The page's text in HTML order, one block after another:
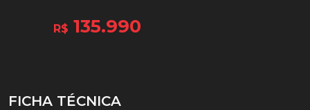
R$ 135.990
FICHA TÉCNICA